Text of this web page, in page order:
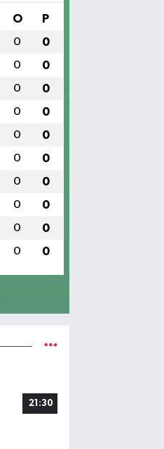
O P
0 0
0 0
0 0
0 0
0 0
0 0
0 0
0 0
0 0
0 0
21:30